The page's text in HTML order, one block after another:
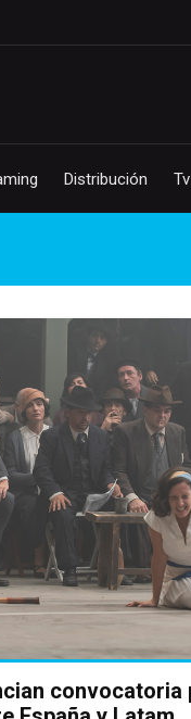
Distribución
convocatoria